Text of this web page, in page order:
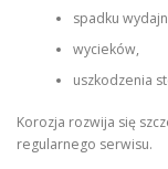
spadku
wycieków,
uszkodzenia
Korozja rozwija się
regularnego serwisu.